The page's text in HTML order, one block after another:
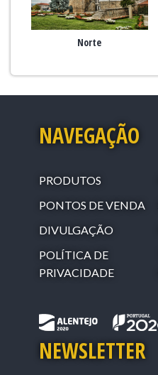
Norte
NAVEGAÇÃO
PRODUTOS
PONTOS DE VENDA
DIVULGAÇÃO
POLÍTICA DE
PRIVACIDADE
NEWSLETTER